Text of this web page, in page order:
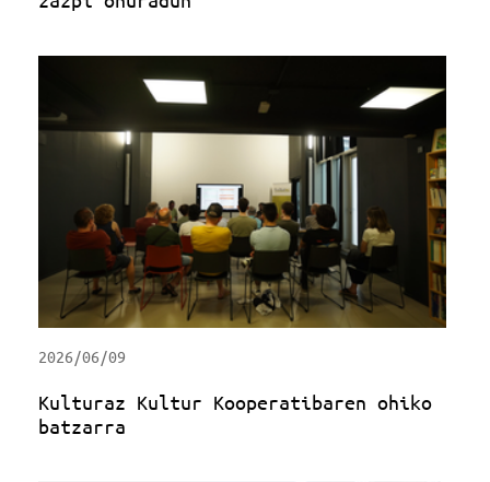
2026/06/09
Kulturaz Kultur Kooperatibaren ohiko
batzarra